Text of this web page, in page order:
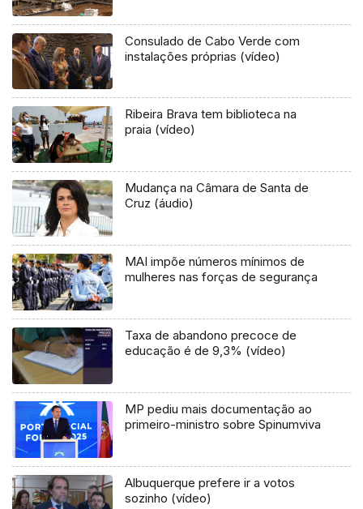
Consulado de Cabo Verde com
instalações próprias (vídeo)
Ribeira Brava tem biblioteca na
praia (vídeo)
Mudança na Câmara de Santa de
Cruz (áudio)
MAI impõe números mínimos de
mulheres nas forças de segurança
Taxa de abandono precoce de
educação é de 9,3% (vídeo)
MP pediu mais documentação ao
primeiro-ministro sobre Spinumviva
Albuquerque prefere ir a votos
sozinho (vídeo)